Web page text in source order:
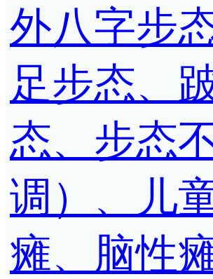
外八字步
足步态、
态、步态
调）、儿
瘫、脑性